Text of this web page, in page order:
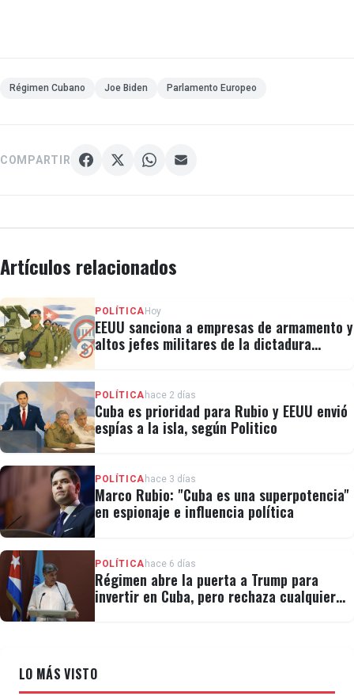
Régimen Cubano Joe Biden Parlamento Europeo
COMPARTIR
Artículos relacionados
POLÍTICA Hoy
EEUU sanciona a empresas de armamento y
altos jefes militares de la dictadura
POLÍTICA hace 2 días
Cuba es prioridad para Rubio y EEUU envió
espías a la isla, según Politico
POLÍTICA hace 3 días
Marco Rubio: "Cuba es una superpotencia"
en espionaje e influencia política
POLÍTICA hace 6 días
Régimen abre la puerta a Trump para
invertir en Cuba, pero rechaza cualquier
LO MÁS VISTO